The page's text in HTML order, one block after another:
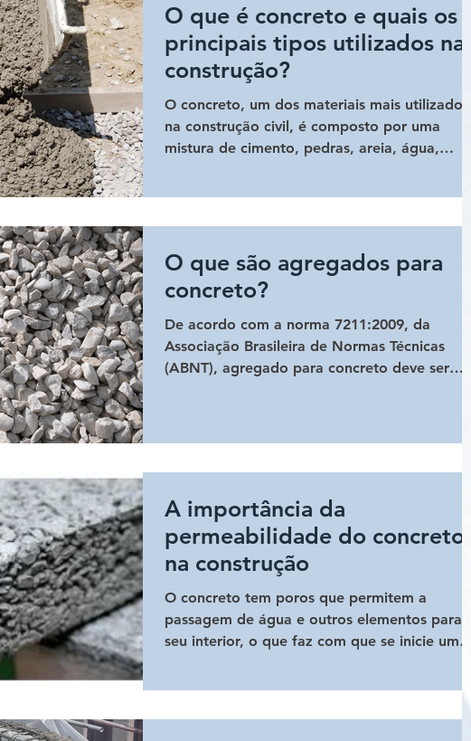
O que é concreto e quais os
principais tipos utilizados na
construção?
O concreto, um dos materiais mais utilizados
na construção civil, é composto por uma
mistura de cimento, pedras, areia, água,
O que são agregados para
concreto?
De acordo com a norma 7211:2009, da
Associação Brasileira de Normas Técnicas
(ABNT), agregado para concreto deve ser
A importância da
permeabilidade do concreto
na construção
O concreto tem poros que permitem a
passagem de água e outros elementos para
seu interior, o que faz com que se inicie um